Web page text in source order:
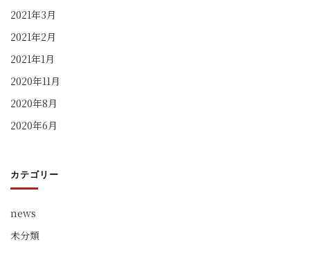
2021年3月
2021年2月
2021年1月
2020年11月
2020年8月
2020年6月
カテゴリー
news
未分類